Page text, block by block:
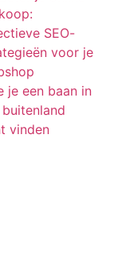
SEO-
voor je
je een baan in
vinden